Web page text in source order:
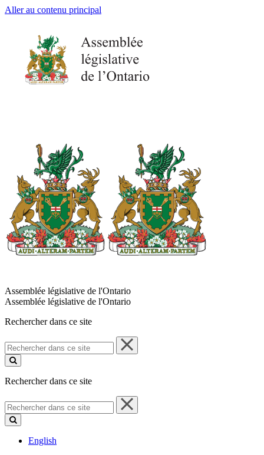
Aller au contenu principal
Assemblée législative de l'Ontario
Assemblée législative de l'Ontario
Rechercher dans ce site
Rechercher
dans
ce
Rechercher dans ce site
Rechercher
dans
ce
English